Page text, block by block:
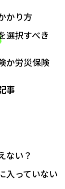
かり方
選択すべき
か労災保険
事
ない？
入っていない